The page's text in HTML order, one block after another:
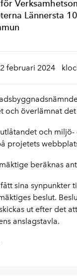
Lännersta
februari 2024
och överlämnat
och
projetets
beräknas
sina
beslut.
ut efter det
anslagstavla.